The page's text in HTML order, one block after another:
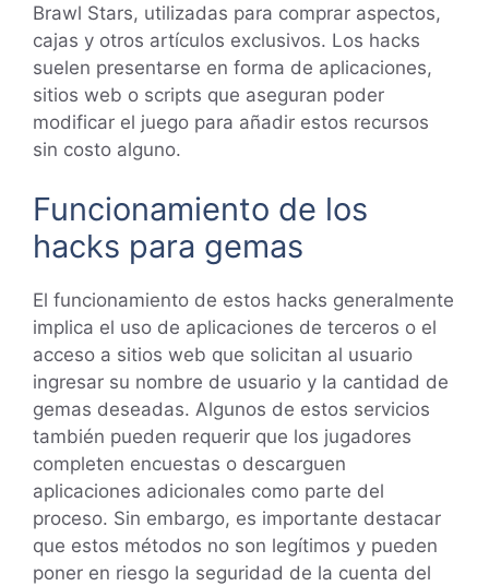
Brawl Stars, utilizadas para comprar aspectos,
cajas y otros artículos exclusivos. Los hacks
suelen presentarse en forma de aplicaciones,
sitios web o scripts que aseguran poder
modificar el juego para añadir estos recursos
sin costo alguno.
Funcionamiento de los
hacks para gemas
El funcionamiento de estos hacks generalmente
implica el uso de aplicaciones de terceros o el
acceso a sitios web que solicitan al usuario
ingresar su nombre de usuario y la cantidad de
gemas deseadas. Algunos de estos servicios
también pueden requerir que los jugadores
completen encuestas o descarguen
aplicaciones adicionales como parte del
proceso. Sin embargo, es importante destacar
que estos métodos no son legítimos y pueden
poner en riesgo la seguridad de la cuenta del